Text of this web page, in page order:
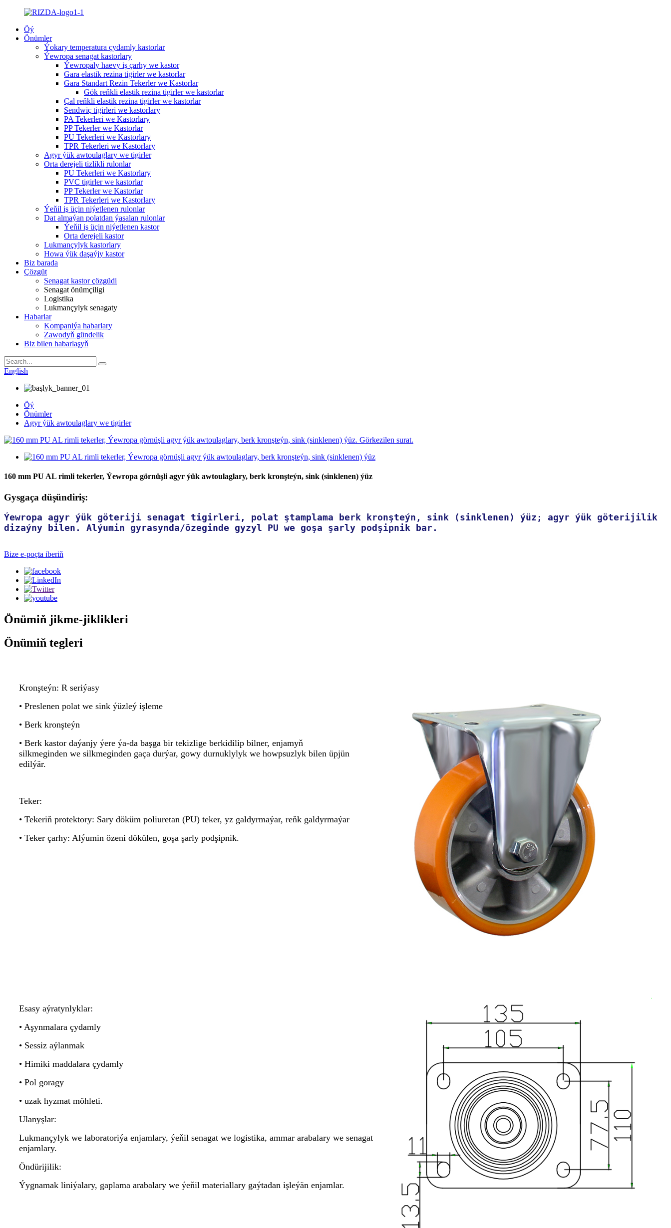
Öý
Önümler
Ýokary temperatura çydamly kastorlar
Ýewropa senagat kastorlary
Ýewropaly haevy iş çarhy we kastor
Gara elastik rezina tigirler we kastorlar
Gara Standart Rezin Tekerler we Kastorlar
Gök reňkli elastik rezina tigirler we kastorlar
Çal reňkli elastik rezina tigirler we kastorlar
Sendwiç tigirleri we kastorlary
PA Tekerleri we Kastorlary
PP Tekerler we Kastorlar
PU Tekerleri we Kastorlary
TPR Tekerleri we Kastorlary
Agyr ýük awtoulaglary we tigirler
Orta derejeli tizlikli rulonlar
PU Tekerleri we Kastorlary
PVC tigirler we kastorlar
PP Tekerler we Kastorlar
TPR Tekerleri we Kastorlary
Ýeňil iş üçin niýetlenen rulonlar
Dat almaýan polatdan ýasalan rulonlar
Ýeňil iş üçin niýetlenen kastor
Orta derejeli kastor
Lukmançylyk kastorlary
Howa ýük daşaýjy kastor
Biz barada
Çözgüt
Senagat kastor çözgüdi
Senagat önümçiligi
Logistika
Lukmançylyk senagaty
Habarlar
Kompaniýa habarlary
Zawodyň gündelik
Biz bilen habarlaşyň
English
Öý
Önümler
Agyr ýük awtoulaglary we tigirler
160 mm PU AL rimli tekerler, Ýewropa görnüşli agyr ýük awtoulaglary, berk kronşteýn, sink (sinklenen) ýüz
Gysgaça düşündiriş:
Ýewropa agyr ýük göteriji senagat tigirleri, polat ştamplama berk kronşteýn, sink (sinklenen) ýüz; agyr ýük göterijilik
dizaýny bilen. Alýumin gyrasynda/özeginde gyzyl PU we goşa şarly podşipnik bar.
Bize e-poçta iberiň
Önümiň jikme-jiklikleri
Önümiň tegleri
Kronşteýn: R seriýasy
• Preslenen polat we sink ýüzleý işleme
• Berk kronşteýn
• Berk kastor daýanjy ýere ýa-da başga bir tekizlige berkidilip bilner, enjamyň
silkmeginden we silkmeginden gaça durýar, gowy durnuklylyk we howpsuzlyk bilen üpjün
edilýär.
Teker:
• Tekeriň protektory: Sary döküm poliuretan (PU) teker, yz galdyrmaýar, reňk galdyrmaýar
• Teker çarhy: Alýumin özeni dökülen, goşa şarly podşipnik.
Esasy aýratynlyklar:
• Aşynmalara çydamly
• Sessiz aýlanmak
• Himiki maddalara çydamly
• Pol goragy
• uzak hyzmat möhleti.
Ulanyşlar:
Lukmançylyk we laboratoriýa enjamlary, ýeňil senagat we logistika, ammar arabalary we senagat
enjamlary.
Öndürijilik:
Ýygnamak liniýalary, gaplama arabalary we ýeňil materiallary gaýtadan işleýän enjamlar.